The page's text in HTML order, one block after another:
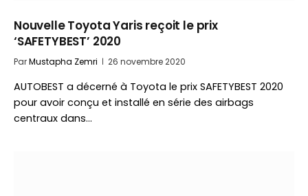
Nouvelle Toyota Yaris reçoit le prix
‘SAFETYBEST’ 2020
ParMustapha Zemri 26 novembre 2020
AUTOBEST a décerné à Toyota le prix SAFETYBEST 2020
pour avoir conçu et installé en série des airbags
centraux dans…